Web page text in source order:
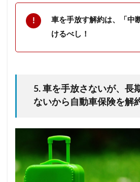
車を手放す解約は、「中
けるべし！
5. 車を手放さないが、長
ないから自動車保険を解